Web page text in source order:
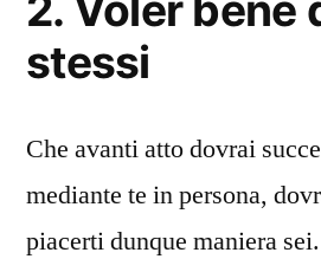
stessi
Che avanti atto dovrai
mediante te in persona,
piacerti dunque maniera